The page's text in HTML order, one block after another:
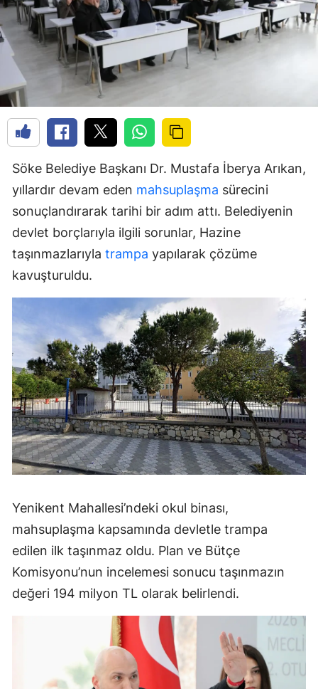
Söke Belediye Başkanı Dr. Mustafa İberya Arıkan,
yıllardır devam eden mahsuplaşma sürecini
sonuçlandırarak tarihi bir adım attı. Belediyenin
devlet borçlarıyla ilgili sorunlar, Hazine
taşınmazlarıyla trampa yapılarak çözüme
kavuşturuldu.
Yenikent Mahallesi’ndeki okul binası,
mahsuplaşma kapsamında devletle trampa
edilen ilk taşınmaz oldu. Plan ve Bütçe
Komisyonu’nun incelemesi sonucu taşınmazın
değeri 194 milyon TL olarak belirlendi.